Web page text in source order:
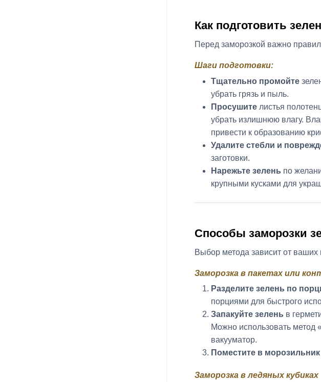
Как подготовить
Перед заморозкой важно
Шаги подготовки:
Тщательно промойте
убрать грязь и пыль.
Просушителистья
убрать излишнюю влагу.
привести к образованию
Удалите стебли и
заготовки.
Нарежьте зелень по
крупными кусками для
Способы заморозки
Выбор метода зависит от
Заморозка в пакетах или
Разделите зелень по
порциями для быстрого
Запакуйте зелень в
Можно использовать метод
вакууматор.
Поместите в морозильник
Заморозка в ледяных кубиках